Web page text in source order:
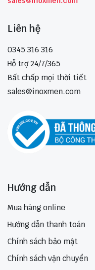
Liên hệ
0345 316 316
Hỗ trợ 24/7/365
Bất chấp mọi thời tiết
sales@inoxmen.com
Hướng dẫn
Mua hàng online
Hướng dẫn thanh toán
Chính sách bảo mật
Chính sách vận chuyển